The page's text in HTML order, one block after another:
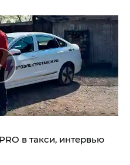
в такси, интервью